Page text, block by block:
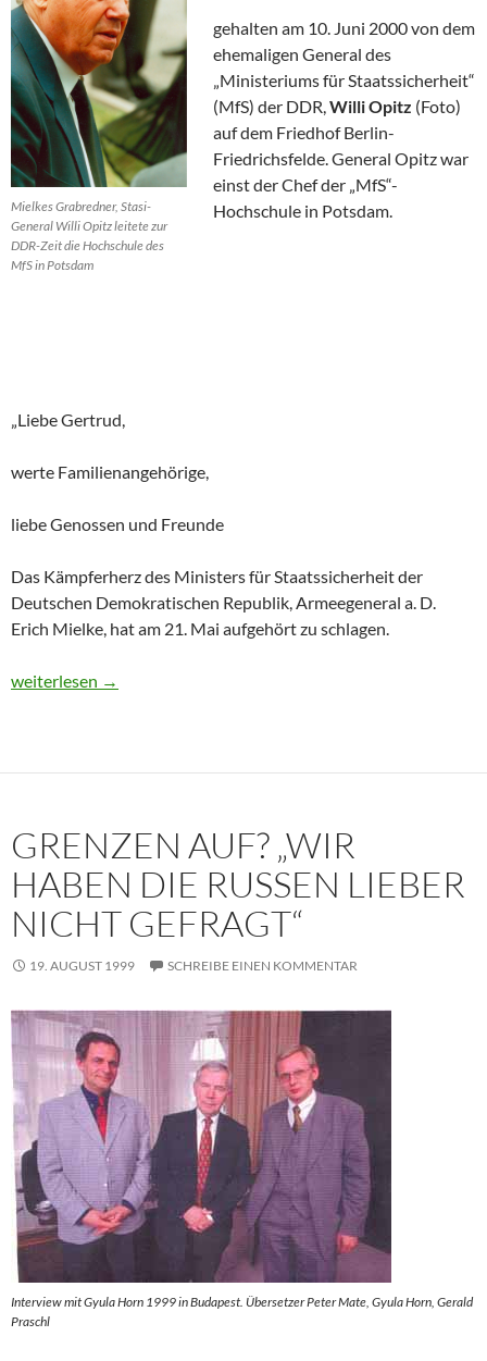
Mielkes Grabredner, Stasi-
General Willi Opitz leitete zur
DDR-Zeit die Hochschule des
MfS in Potsdam
gehalten am 10. Juni 2000 von dem
ehemaligen General des
„Ministeriums für Staatssicherheit“
(MfS) der DDR,Willi Opitz (Foto)
auf dem Friedhof Berlin-
Friedrichsfelde. General Opitz war
einst der Chef der „MfS“-
Hochschule in Potsdam.
„Liebe Gertrud,
werte Familienangehörige,
liebe Genossen und Freunde
Das Kämpferherz des Ministers für Staatssicherheit der
Deutschen Demokratischen Republik, Armeegeneral a. D.
Erich Mielke, hat am 21. Mai aufgehört zu schlagen.
Historisches Dokument: Die Trauerrede für Erich Mielke (1907-
weiterlesen →
GRENZEN AUF? „WIR
HABEN DIE RUSSEN LIEBER
NICHT GEFRAGT“
19. AUGUST 1999 SCHREIBE EINEN KOMMENTAR
Interview mit Gyula Horn 1999 in Budapest. Übersetzer Peter Mate, Gyula Horn, Gerald
Praschl